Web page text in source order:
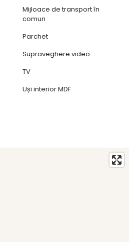
Mijloace de transport în
comun
Parchet
Supraveghere video
TV
Uși interior MDF